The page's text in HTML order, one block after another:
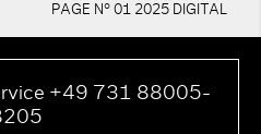
PAGE N° 01 2025 DIGITAL
+49 731 88005-